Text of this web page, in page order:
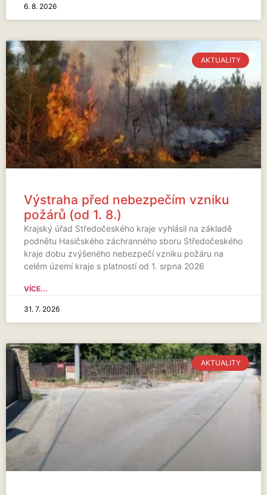
6. 8. 2026
AKTUALITY
Výstraha před nebezpečím vzniku
požárů (od 1. 8.)
Krajský úřad Středočeského kraje vyhlásil na základě
podnětu Hasičského záchranného sboru Středočeského
kraje dobu zvýšeného nebezpečí vzniku požáru na
celém území kraje s platností od 1. srpna 2026
VÍCE...
31. 7. 2026
AKTUALITY